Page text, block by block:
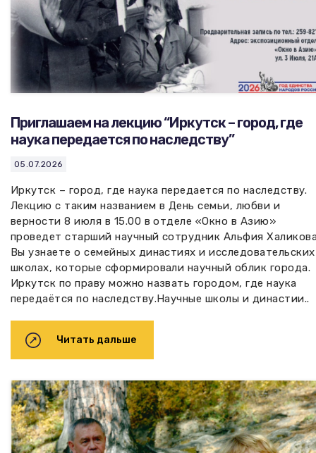
Приглашаем на лекцию “Иркутск – город, где
наука передается по наследству”
05.07.2026
Иркутск – город, где наука передается по наследству.
Лекцию с таким названием в День семьи, любви и
верности 8 июля в 15.00 в отделе «Окно в Азию»
проведет старший научный сотрудник Альфия
Вы узнаете о семейных династиях и исследовательских
школах, которые сформировали научный облик города.
Иркутск по праву можно назвать городом, где наука
передаётся по наследству.Научные школы и династии..
Читать дальше